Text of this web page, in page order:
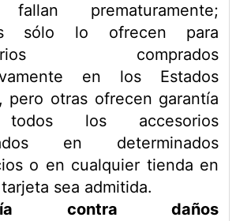
prematuramente;
sólo lo ofrecen para
comprados
en los Estados
pero otras ofrecen garantía
los accesorios
en determinados
o en cualquier tienda en
sea admitida.
contra daños